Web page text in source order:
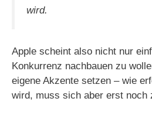
wird.
Apple scheint also nicht nur
Konkurrenz nachbauen zu
eigene Akzente setzen – wie
wird, muss sich aber erst noch